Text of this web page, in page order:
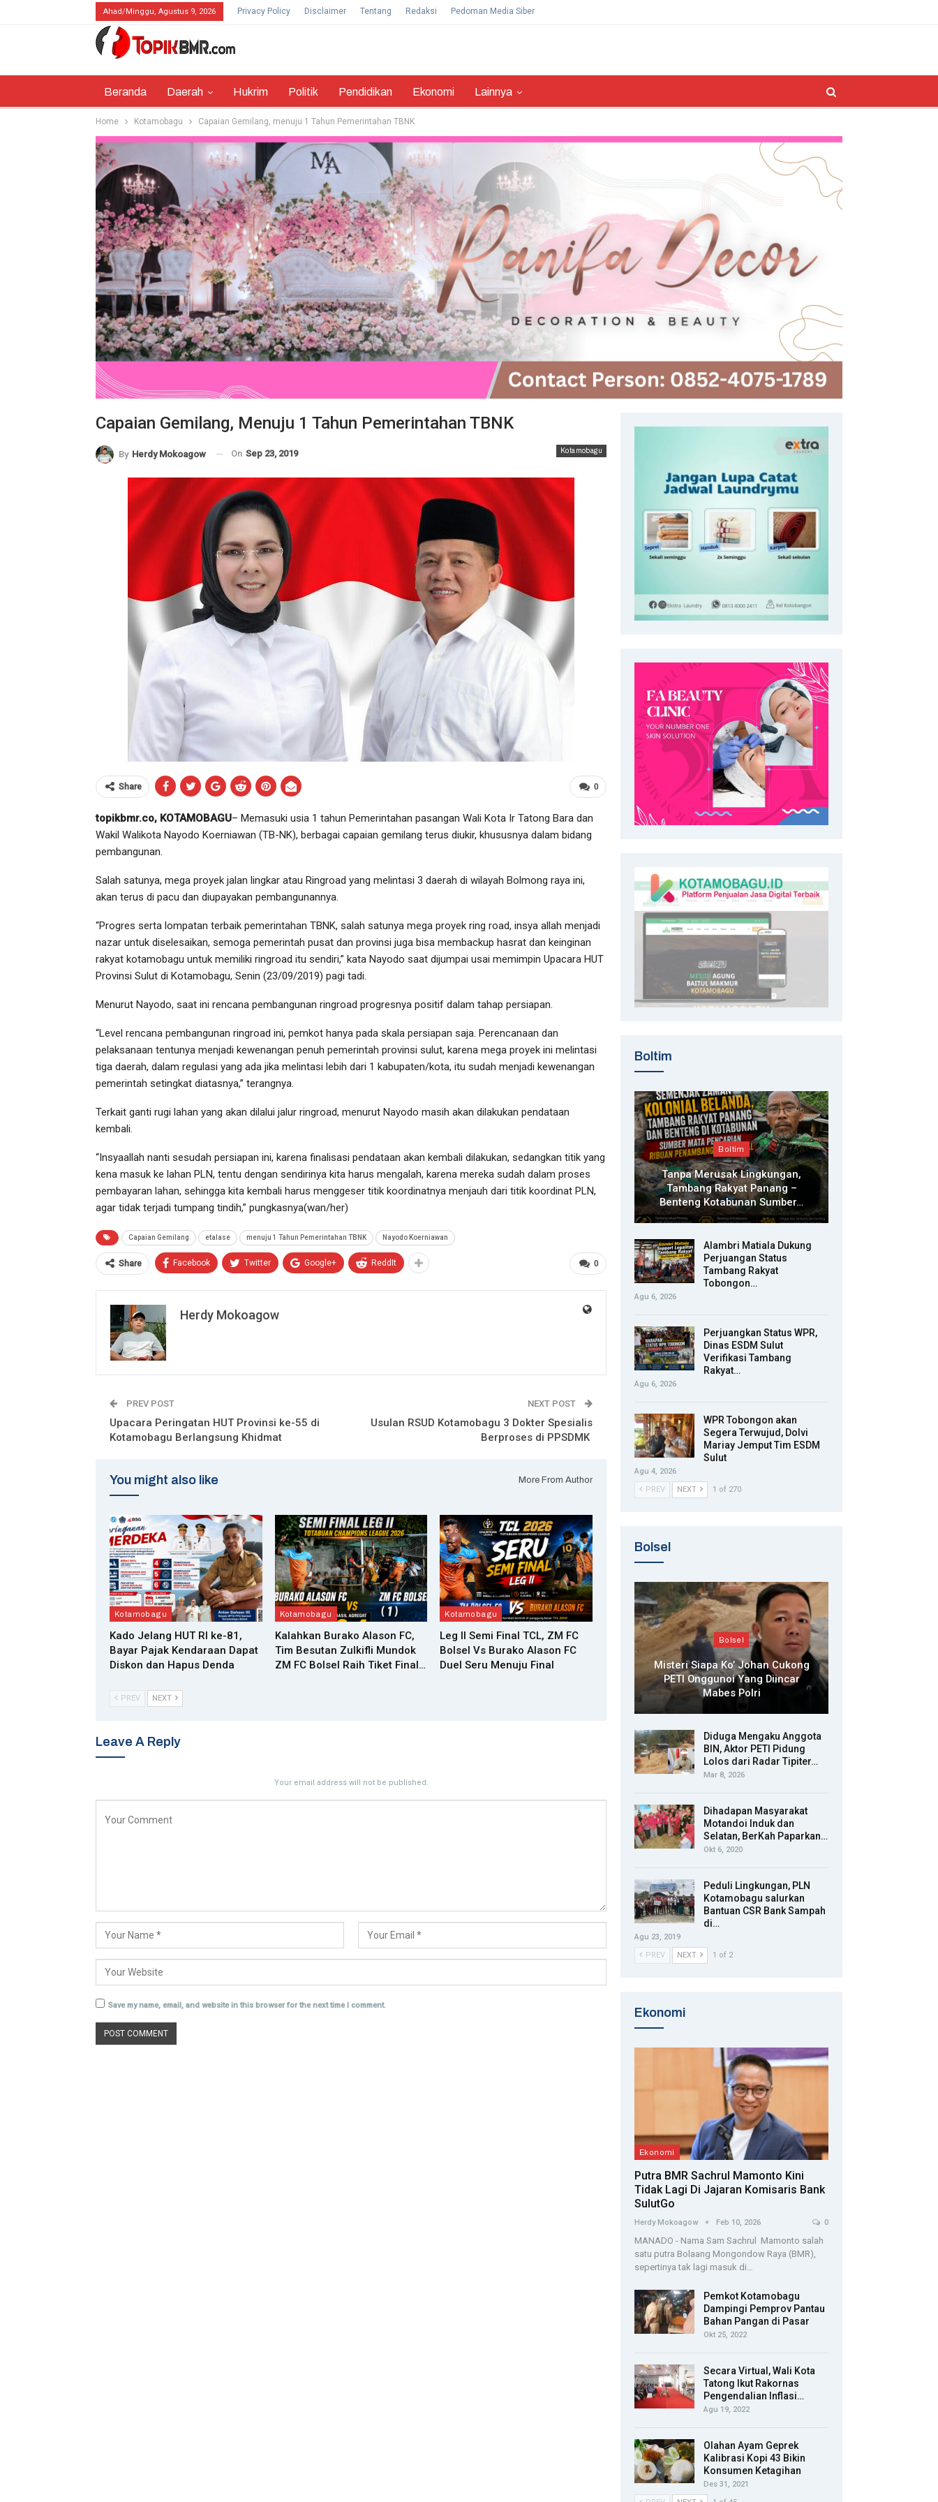
Ahad/Minggu, Agustus 9, 2026 Privacy Policy Disclaimer Tentang Redaksi Pedoman Media Siber
Beranda Daerah Hukrim Politik Pendidikan Ekonomi Lainnya
Home Kotamobagu Capaian Gemilang, menuju 1 Tahun Pemerintahan TBNK
Capaian Gemilang, Menuju 1 Tahun Pemerintahan TBNK
Kotamobagu
By Herdy Mokoagow On Sep 23, 2019
0
Share
topikbmr.co, KOTAMOBAGU– Memasuki usia 1 tahun Pemerintahan pasangan Wali Kota Ir Tatong Bara dan
Wakil Walikota Nayodo Koerniawan (TB-NK), berbagai capaian gemilang terus diukir, khususnya dalam bidang
pembangunan.
Salah satunya, mega proyek jalan lingkar atau Ringroad yang melintasi 3 daerah di wilayah Bolmong raya ini,
akan terus di pacu dan diupayakan pembangunannya.
“Progres serta lompatan terbaik pemerintahan TBNK, salah satunya mega proyek ring road, insya allah menjadi
nazar untuk diselesaikan, semoga pemerintah pusat dan provinsi juga bisa membackup hasrat dan keinginan
rakyat kotamobagu untuk memiliki ringroad itu sendiri,” kata Nayodo saat dijumpai usai memimpin Upacara HUT
Provinsi Sulut di Kotamobagu, Senin (23/09/2019) pagi tadi.
Menurut Nayodo, saat ini rencana pembangunan ringroad progresnya positif dalam tahap persiapan.
“Level rencana pembangunan ringroad ini, pemkot hanya pada skala persiapan saja. Perencanaan dan
pelaksanaan tentunya menjadi kewenangan penuh pemerintah provinsi sulut, karena mega proyek ini melintasi
tiga daerah, dalam regulasi yang ada jika melintasi lebih dari 1 kabupaten/kota, itu sudah menjadi kewenangan
pemerintah setingkat diatasnya,” terangnya.
Terkait ganti rugi lahan yang akan dilalui jalur ringroad, menurut Nayodo masih akan dilakukan pendataan
kembali.
“Insyaallah nanti sesudah persiapan ini, karena finalisasi pendataan akan kembali dilakukan, sedangkan titik yang
kena masuk ke lahan PLN, tentu dengan sendirinya kita harus mengalah, karena mereka sudah dalam proses
pembayaran lahan, sehingga kita kembali harus menggeser titik koordinatnya menjauh dari titik koordinat PLN,
agar tidak terjadi tumpang tindih,” pungkasnya(wan/her)
Capaian Gemilang etalase menuju 1 Tahun Pemerintahan TBNK Nayodo Koerniawan
0
Share Facebook Twitter Google+ ReddIt
Herdy Mokoagow
PREV POST
Upacara Peringatan HUT Provinsi ke-55 di
Kotamobagu Berlangsung Khidmat
NEXT POST
Usulan RSUD Kotamobagu 3 Dokter Spesialis
Berproses di PPSDMK
You might also like More From Author
Kotamobagu
Kado Jelang HUT RI ke-81,
Bayar Pajak Kendaraan Dapat
Diskon dan Hapus Denda
Kotamobagu
Kalahkan Burako Alason FC,
Tim Besutan Zulkifli Mundok
ZM FC Bolsel Raih Tiket Final…
Kotamobagu
Leg II Semi Final TCL, ZM FC
Bolsel Vs Burako Alason FC
Duel Seru Menuju Final
PREV NEXT
Leave A Reply
Your email address will not be published.
Save my name, email, and website in this browser for the next time I comment.
Boltim
Boltim
Tanpa Merusak Lingkungan,
Tambang Rakyat Panang –
Benteng Kotabunan Sumber…
Alambri Matiala Dukung
Perjuangan Status
Tambang Rakyat
Tobongon…
Agu 6, 2026
Perjuangkan Status WPR,
Dinas ESDM Sulut
Verifikasi Tambang
Rakyat…
Agu 6, 2026
WPR Tobongon akan
Segera Terwujud, Dolvi
Mariay Jemput Tim ESDM
Sulut
Agu 4, 2026
PREV
NEXT 1 of 270
Bolsel
Bolsel
Misteri Siapa Ko’ Johan Cukong
PETI Onggunoi Yang Diincar
Mabes Polri
Diduga Mengaku Anggota
BIN, Aktor PETI Pidung
Lolos dari Radar Tipiter…
Mar 8, 2026
Dihadapan Masyarakat
Motandoi Induk dan
Selatan, BerKah Paparkan…
Okt 6, 2020
Peduli Lingkungan, PLN
Kotamobagu salurkan
Bantuan CSR Bank Sampah
di…
Agu 23, 2019
PREV
NEXT 1 of 2
Ekonomi
Ekonomi
Putra BMR Sachrul Mamonto Kini
Tidak Lagi Di Jajaran Komisaris Bank
SulutGo
Herdy Mokoagow Feb 10, 2026 0
MANADO - Nama Sam Sachrul Mamonto salah
satu putra Bolaang Mongondow Raya (BMR),
sepertinya tak lagi masuk di…
Pemkot Kotamobagu
Dampingi Pemprov Pantau
Bahan Pangan di Pasar
Okt 25, 2022
Secara Virtual, Wali Kota
Tatong Ikut Rakornas
Pengendalian Inflasi…
Agu 19, 2022
Olahan Ayam Geprek
Kalibrasi Kopi 43 Bikin
Konsumen Ketagihan
Des 31, 2021